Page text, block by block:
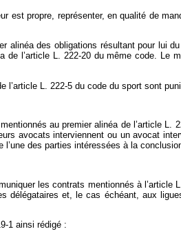
est propre, représenter, en qualité de
alinéa des obligations résultant pour lui
l’article L. 222-20 du même code. Le
L. 222-5 du code du sport sont
au premier alinéa de l’article
avocats interviennent ou un avocat
des parties intéressées à la
les contrats mentionnés à
et, le cas échéant, aux
1 ainsi rédigé :